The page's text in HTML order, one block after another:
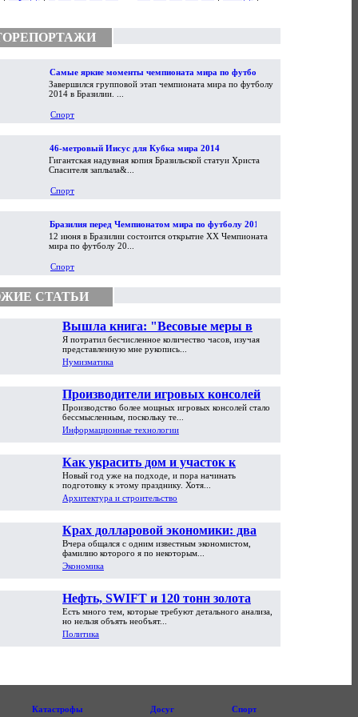
Самые яркие моменты чемпионата мира по футболу
2014
Завершился групповой этап чемпионата мира по футболу
2014 в Бразилии. ...
Спорт
46-метровый Иисус для Кубка мира 2014
Гигантская надувная копия Бразильской статуи Христа
Спасителя заплыла&...
Спорт
Бразилия перед Чемпионатом мира по футболу 2014
12 июня в Бразилии состоится открытие XX Чемпионата
мира по футболу 20...
Спорт
СТАТЬИ
Вышла книга: "Весовые меры в
торговой практике Античности и
Средневековья"
Я потратил бесчисленное количество часов, изучая
представленную мне рукопись...
Нумизматика
Производители игровых консолей
достигли предела возможностей
Производство более мощных игровых консолей стало
бессмысленным, поскольку те...
Информационные технологии
Как украсить дом и участок к
Новому году
Новый год уже на подходе, и пора начинать
подготовку к этому празднику. Хотя...
Архитектура и строительство
Крах долларовой экономики: два
пути обрушения
Вчера общался с одним известным экономистом,
фамилию которого я по некоторым...
Экономика
Нефть, SWIFT и 120 тонн золота
Есть много тем, которые требуют детального анализа,
но нельзя объять необъят...
Политика
Катастрофы Досуг Спорт